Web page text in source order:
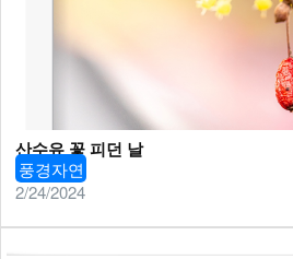
산수유 꽃 피던 날
풍경자연
2/24/2024